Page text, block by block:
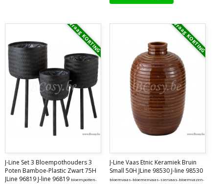
Vraag KORTING
J-Line Set 3 Bloempothouders 3
Poten Bamboe-Plastic Zwart 75H
JLine 96819 J-line 96819 bloempotten-
Vraag KORTING
J-Line Vaas Etnic Keramiek Bruin
Small 50H JLine 98530 J-line 98530
bloemvaas-bloemenvaas-siervaas-bloemvazen-